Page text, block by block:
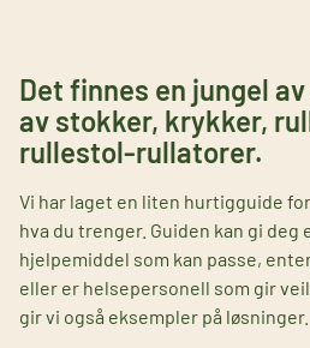
Det finnes en jungel
av stokker, krykker,
rullestol-rullatorer.
Vi har laget en liten hurtigguide
hva du trenger. Guiden kan gi
hjelpemiddel som kan passe,
eller er helsepersonell som gir
gir vi også eksempler på løsninger.